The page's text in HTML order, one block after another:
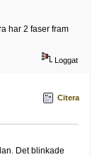
har 2 faser fram
Loggat
Citera
Det blinkade